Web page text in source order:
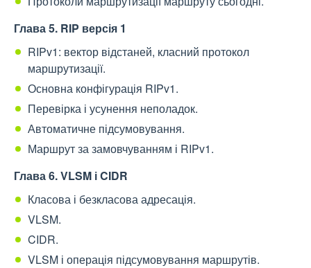
Глава 5. RIP версія 1
RIPv1: вектор відстаней, класний протокол
маршрутизації.
Основна конфігурація RIPv1.
Перевірка і усунення неполадок.
Автоматичне підсумовування.
Маршрут за замовчуванням і RIPv1.
Глава 6. VLSM і CIDR
Класова і безкласова адресація.
VLSM.
CIDR.
VLSM і операція підсумовування маршрутів.